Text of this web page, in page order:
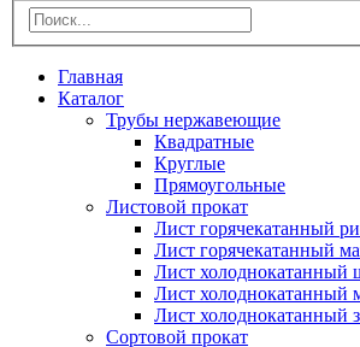
Главная
Каталог
Трубы нержавеющие
Квадратные
Круглые
Прямоугольные
Листовой прокат
Лист горячекатанный
Лист горячекатанный
Лист холоднокатанный
Лист холоднокатанный
Лист холоднокатанный
Сортовой прокат